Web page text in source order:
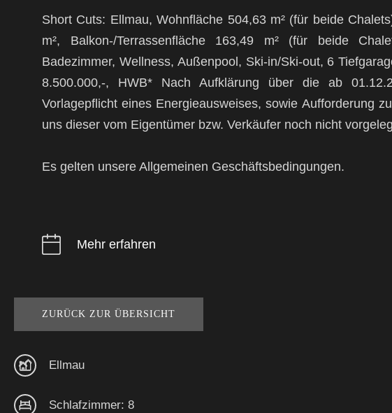
Short Cuts: Ellmau, Wohnfläche 504,63 m² (für beide
m², Balkon-/Terrassenfläche 163,49 m² (für beide
Badezimmer, Wellness, Außenpool, Ski-in/Ski-out, 6
8.500.000,-, HWB* Nach Aufklärung über die ab
Vorlagepflicht eines Energieausweises, sowie Aufforderung
uns dieser vom Eigentümer bzw. Verkäufer noch nicht
Es gelten unsere Allgemeinen Geschäftsbedingungen.
Mehr erfahren
ZURÜCK ZUR ÜBERSICHT
Ellmau
Schlafzimmer: 8